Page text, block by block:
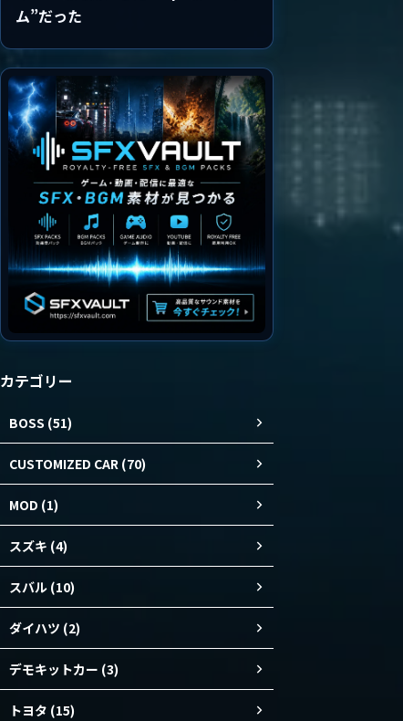
ム”だった
カテゴリー
BOSS (51)
CUSTOMIZED CAR (70)
MOD (1)
スズキ (4)
スバル (10)
ダイハツ (2)
デモキットカー (3)
トヨタ (15)